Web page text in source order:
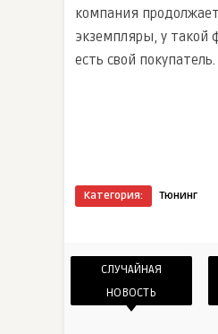
компания
экземпляры, у такой
есть свой покупатель.
Категория: Тюнинг
СЛУЧАЙНАЯ
НОВОСТЬ